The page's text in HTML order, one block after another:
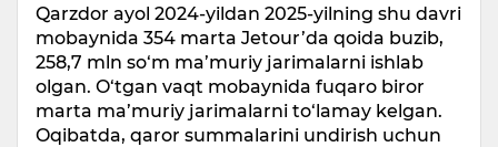
Qarzdor ayol 2024-yildan 2025-yilning shu davri
mobaynida 354 marta Jetour’da qoida buzib,
258,7 mln so‘m ma’muriy jarimalarni ishlab
olgan. O‘tgan vaqt mobaynida fuqaro biror
marta ma’muriy jarimalarni to‘lamay kelgan.
Oqibatda, qaror summalarini undirish uchun